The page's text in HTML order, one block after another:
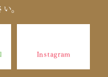
。
Instagram